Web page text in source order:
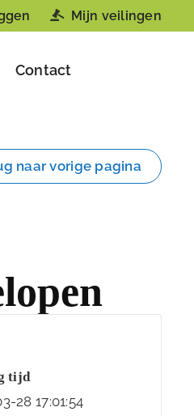
Mijn veilingen
Contact
naar vorige pagina
tijd
28 17:01:54